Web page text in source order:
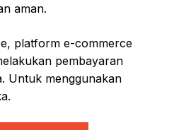
aman.
platform e-commerce
pembayaran
Untuk menggunakan